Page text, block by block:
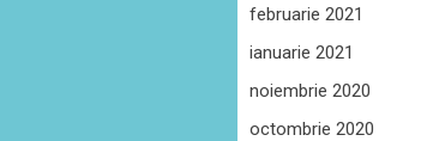
februarie 2021
ianuarie 2021
noiembrie 2020
octombrie 2020